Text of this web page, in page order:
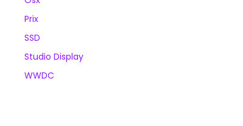
Prix
SSD
Studio Display
WWDC